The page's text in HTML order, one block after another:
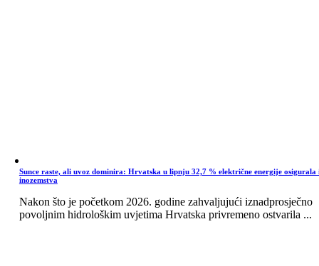
Sunce raste, ali uvoz dominira: Hrvatska u lipnju 32,7 % električne energije osigurala
inozemstva
Nakon što je početkom 2026. godine zahvaljujući iznadprosječno
povoljnim hidrološkim uvjetima Hrvatska privremeno ostvarila ...